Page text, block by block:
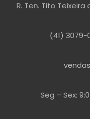
R. Ten. Tito
(41) 3079-
Seg – Sex: